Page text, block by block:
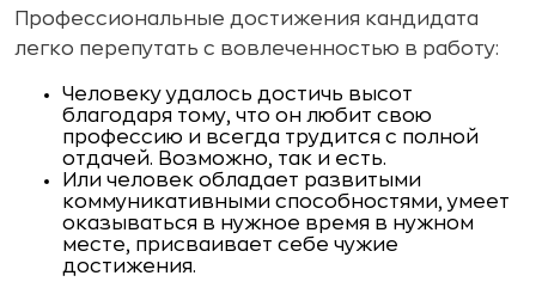
Профессиональные достижения кандидата
легко перепутать с вовлеченностью в работу:
Человеку удалось достичь высот
благодаря тому, что он любит свою
профессию и всегда трудится с полной
отдачей. Возможно, так и есть.
Или человек обладает развитыми
коммуникативными способностями, умеет
оказываться в нужное время в нужном
месте, присваивает себе чужие
достижения.